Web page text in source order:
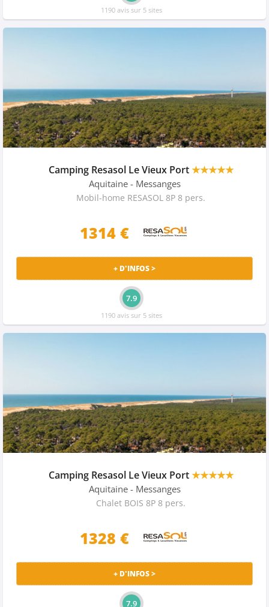
1190 avis sur 5 sites
Camping Resasol Le Vieux Port★★★★★
Aquitaine - Messanges
Mobil-home RESASOL 8P 8 pers.
1314 €
+ D'INFOS >
7.9
1190 avis sur 5 sites
Camping Resasol Le Vieux Port★★★★★
Aquitaine - Messanges
Chalet BOIS 8P 8 pers.
1328 €
+ D'INFOS >
7.9